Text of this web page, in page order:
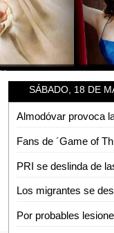
SÁBADO, 18 DE